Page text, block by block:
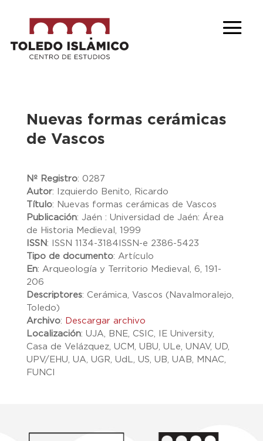
Nuevas formas cerámicas
de Vascos
Nº Registro: 0287
Autor:
Izquierdo Benito, Ricardo
Título: Nuevas formas cerámicas de Vascos
Publicación: Jaén : Universidad de Jaén: Área
de Historia Medieval, 1999
ISSN:
ISSN 1134-3184ISSN-e 2386-5423
Tipo de documento: Artículo
En: Arqueología y Territorio Medieval, 6, 191-
206
Descriptores: Cerámica, Vascos (Navalmoralejo,
Toledo)
Archivo: Descargar archivo
Localización: UJA, BNE, CSIC, IE University,
Casa de Velázquez, UCM, UBU, ULe, UNAV, UD,
UPV/EHU, UA, UGR, UdL, US, UB, UAB, MNAC,
FUNCI